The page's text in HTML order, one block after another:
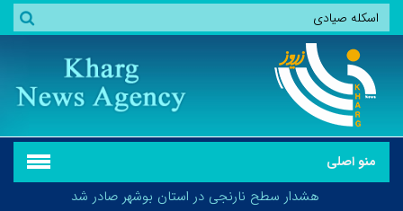
منو اصلی
هشدار سطح نارنجی در استان بوشهر صادر شد